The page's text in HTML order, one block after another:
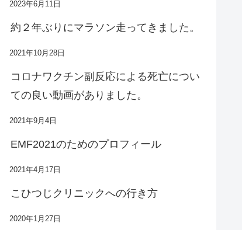
2023年6月11日
約２年ぶりにマラソン走ってきました。
2021年10月28日
コロナワクチン副反応による死亡につい
ての良い動画がありました。
2021年9月4日
EMF2021のためのプロフィール
2021年4月17日
こひつじクリニックへの行き方
2020年1月27日